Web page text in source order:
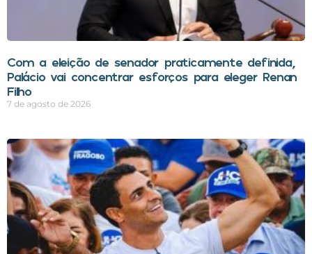
Com a eleição de senador praticamente definida,
Palácio vai concentrar esforços para eleger Renan
Filho
7 de agosto de 2026